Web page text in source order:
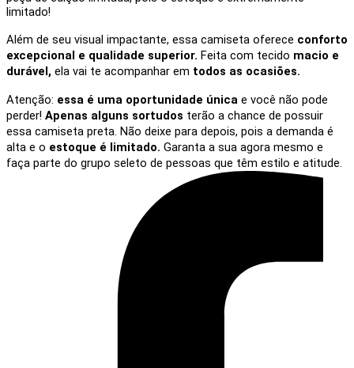
limitado!
Além de seu visual impactante, essa camiseta oferece conforto
excepcional e qualidade superior. Feita com tecido macio e
durável, ela vai te acompanhar em todos as ocasiões.
Atenção: essa é uma oportunidade única e você não pode
perder! Apenas alguns sortudos terão a chance de possuir
essa camiseta preta. Não deixe para depois, pois a demanda é
alta e o estoque é limitado. Garanta a sua agora mesmo e
faça parte do grupo seleto de pessoas que têm estilo e atitude.